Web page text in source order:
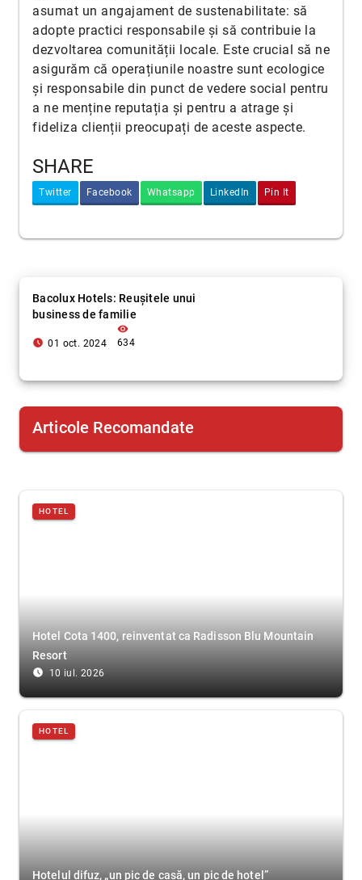
asumat un angajament de sustenabilitate: să
adopte practici responsabile și să contribuie la
dezvoltarea comunității locale. Este crucial să ne
asigurăm că operațiunile noastre sunt ecologice
și responsabile din punct de vedere social pentru
a ne menține reputația și pentru a atrage și
fideliza clienții preocupați de aceste aspecte.
SHARE
Twitter Facebook Whatsapp LinkedIn Pin It
Bacolux Hotels: Reușitele unui
business de familie
access_time_filled 01 oct. 2024
visibility
634
Articole Recomandate
HOTEL
Hotel Cota 1400, reinventat ca Radisson Blu Mountain
Resort
access_time_filled 10 iul. 2026
HOTEL
Hotelul difuz, „un pic de casă, un pic de hotel”